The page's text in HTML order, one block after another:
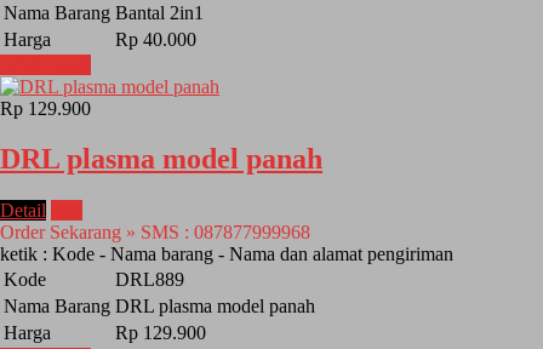
Nama Barang Bantal 2in1
Harga
Rp 40.000
Rp 129.900
DRL plasma model panah
Detail
Order Sekarang » SMS : 087877999968
ketik : Kode - Nama barang - Nama dan alamat pengiriman
Kode
DRL889
Nama Barang DRL plasma model panah
Harga
Rp 129.900